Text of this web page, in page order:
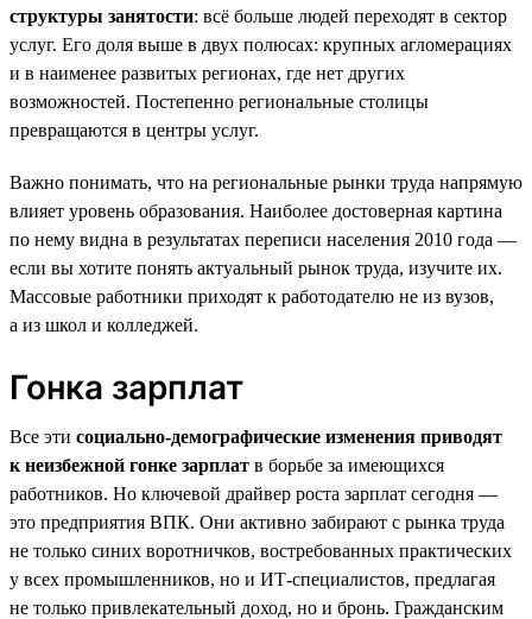
структуры занятости: всё больше людей переходят в сектор
услуг. Его доля выше в двух полюсах: крупных агломерациях
и в наименее развитых регионах, где нет других
возможностей. Постепенно региональные столицы
превращаются в центры услуг.
Важно понимать, что на региональные рынки труда напрямую
влияет уровень образования. Наиболее достоверная картина
по нему видна в результатах переписи населения 2010 года —
если вы хотите понять актуальный рынок труда, изучите их.
Массовые работники приходят к работодателю не из вузов,
а из школ и колледжей.
Гонка зарплат
Все эти социально-демографические изменения приводят
к неизбежной гонке зарплат в борьбе за имеющихся
работников. Но ключевой драйвер роста зарплат сегодня —
это предприятия ВПК. Они активно забирают с рынка труда
не только синих воротничков, востребованных практических
у всех промышленников, но и ИТ-специалистов, предлагая
не только привлекательный доход, но и бронь. Гражданским